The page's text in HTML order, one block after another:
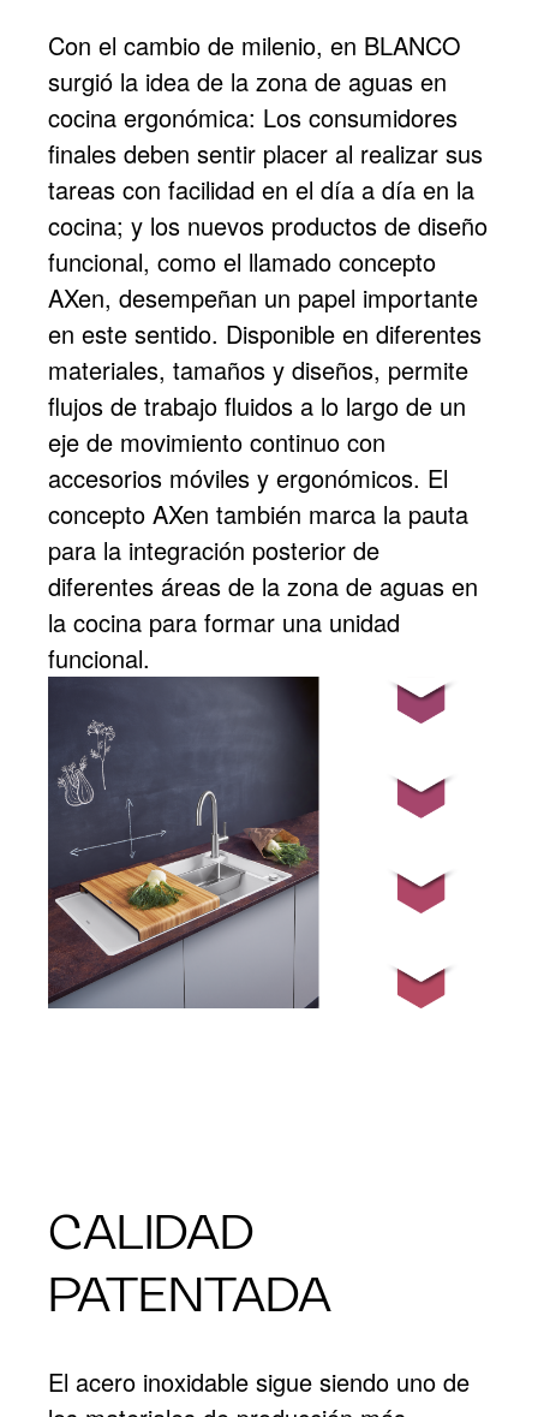
Con el cambio de milenio, en BLANCO
surgió la idea de la zona de aguas en
cocina ergonómica: Los consumidores
finales deben sentir placer al realizar sus
tareas con facilidad en el día a día en la
cocina; y los nuevos productos de diseño
funcional, como el llamado concepto
AXen, desempeñan un papel importante
en este sentido. Disponible en diferentes
materiales, tamaños y diseños, permite
flujos de trabajo fluidos a lo largo de un
eje de movimiento continuo con
accesorios móviles y ergonómicos. El
concepto AXen también marca la pauta
para la integración posterior de
diferentes áreas de la zona de aguas en
la cocina para formar una unidad
funcional.
CALIDAD
PATENTADA
El acero inoxidable sigue siendo uno de